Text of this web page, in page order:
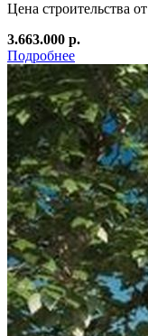
Цена строительства от
3.663.000 р.
Подробнее